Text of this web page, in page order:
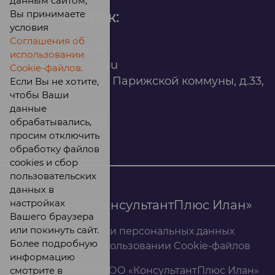
Офис продаж:
infomarket@ilan.su
г. Красноярск, ул. Парижской коммуны, д.33,
помещ. 302
ИНН: 2465263327
© 2026 ООО «КонсультантПлюс Илан»
Политика обработки персональных данных
Соглашение об использовании Cookie-файлов
Результаты СОУТ ООО «КонсультантПлюс Илан»
Вы принимаете
условия
Соглашения об
использовании
Cookie-файлов.
Если Вы не хотите,
чтобы Ваши
данные
обрабатывались,
просим отключить
обработку файлов
cookies и сбор
пользовательских
данных в
настройках
Вашего браузера
или покинуть сайт.
Более подробную
информацию
смотрите в